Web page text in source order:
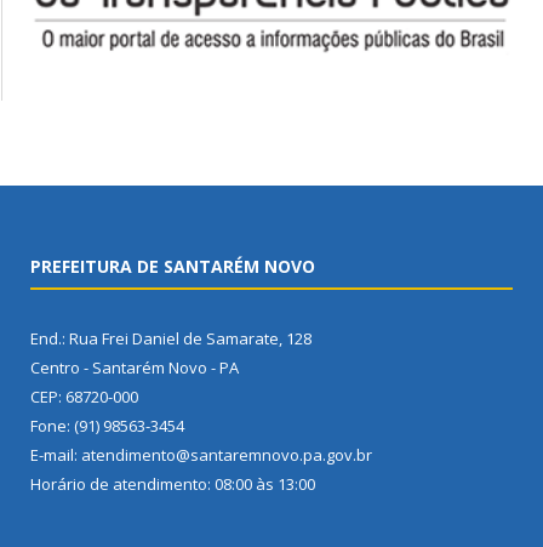
PREFEITURA DE SANTARÉM NOVO
End.: Rua Frei Daniel de Samarate, 128
Centro - Santarém Novo - PA
CEP: 68720-000
Fone: (91) 98563-3454
E-mail: atendimento@santaremnovo.pa.gov.br
Horário de atendimento: 08:00 às 13:00